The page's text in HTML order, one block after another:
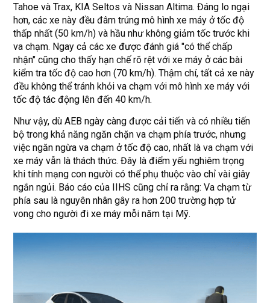
Tahoe và Trax, KIA Seltos và Nissan Altima. Đáng lo ngại
hơn, các xe này đều đâm trúng mô hình xe máy ở tốc độ
thấp nhất (50 km/h) và hầu như không giảm tốc trước khi
va chạm. Ngay cả các xe được đánh giá "có thể chấp
nhận" cũng cho thấy hạn chế rõ rệt với xe máy ở các bài
kiểm tra tốc độ cao hơn (70 km/h). Thậm chí, tất cả xe này
đều không thể tránh khỏi va chạm với mô hình xe máy với
tốc độ tác động lên đến 40 km/h.
Như vậy, dù AEB ngày càng được cải tiến và có nhiều tiến
bộ trong khả năng ngăn chặn va chạm phía trước, nhưng
việc ngăn ngừa va chạm ở tốc độ cao, nhất là va chạm với
xe máy vẫn là thách thức. Đây là điểm yếu nghiêm trọng
khi tính mạng con người có thể phụ thuộc vào chỉ vài giây
ngắn ngủi. Báo cáo của IIHS cũng chỉ ra rằng: Va chạm từ
phía sau là nguyên nhân gây ra hơn 200 trường hợp tử
vong cho người đi xe máy mỗi năm tại Mỹ.